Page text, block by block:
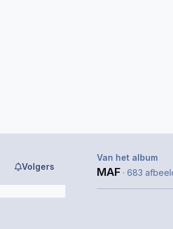
Volgers
Van het album
MAF · 683